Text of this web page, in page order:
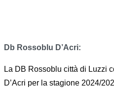
Db Rossoblu D’Acri:
La DB Rossoblu città di Luzzi
D’Acri per la stagione 2024/